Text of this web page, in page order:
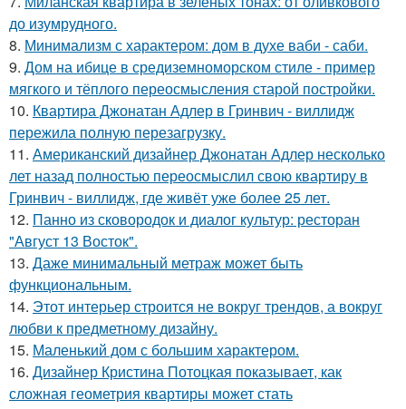
до изумрудного.
8. Минимализм с характером: дом в духе ваби - саби.
9. Дом на ибице в средиземноморском стиле - пример
мягкого и тёплого переосмысления старой постройки.
10. Квартира Джонатан Адлер в Гринвич - виллидж
пережила полную перезагрузку.
11. Американский дизайнер Джонатан Адлер несколько
лет назад полностью переосмыслил свою квартиру в
Гринвич - виллидж, где живёт уже более 25 лет.
12. Панно из сковородок и диалог культур: ресторан
"Август 13 Восток".
13. Даже минимальный метраж может быть
функциональным.
14. Этот интерьер строится не вокруг трендов, а вокруг
любви к предметному дизайну.
15. Маленький дом с большим характером.
16. Дизайнер Кристина Потоцкая показывает, как
сложная геометрия квартиры может стать